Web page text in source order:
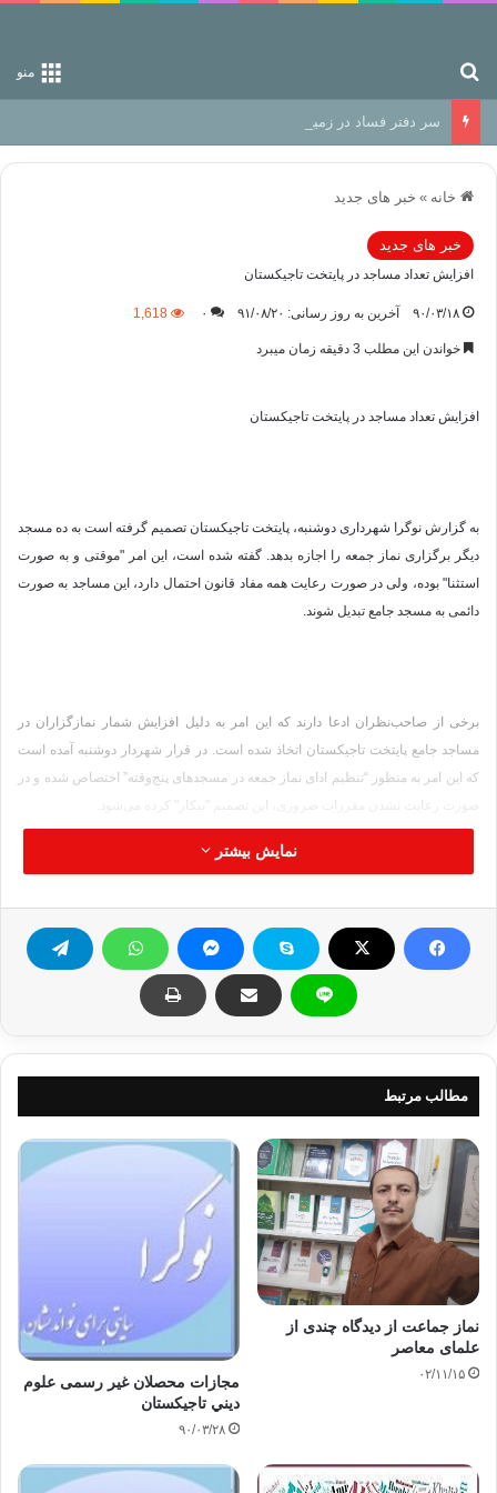
منو
سر دفتر فساد در زمین‌، دوری وکناره‌گیری از راه خداست‌!
خانه » خبر های جدید
خبر های جدید
افزایش تعداد مساجد در پایتخت تاجیکستان
۹۰/۰۳/۱۸ آخرین به روز رسانی: ۹۱/۰۸/۲۰ ۰ 1,618
خواندن این مطلب 3 دقیقه زمان میبرد
افزایش تعداد مساجد در پایتخت تاجیکستان
به گزارش نوگرا شهرداری دوشنبه، پایتخت تاجیکستان تصمیم گرفته است به ده مسجد
دیگر برگزاری نماز جمعه را اجازه بدهد. گفته شده است، این امر "موقتی و به صورت
استثنا" بوده، ولی در صورت رعایت همه مفاد قانون احتمال دارد، این مساجد به صورت
دائمی به مسجد جامع تبدیل شوند.
برخی از صاحب‌نظران ادعا دارند که این امر به دلیل افزایش شمار نمازگزاران در
مساجد جامع پایتخت تاجیکستان اتخاذ شده است. در قرار شهردار دوشنبه آمده است
که این امر به منظور “تنظیم ادای نماز جمعه در مسجدهای پنج‌وقته” اختصاص شده و در
صورت رعایت نشدن مقررات ضروری، این تصمیم "بیکار" کرده می‌شود.
داده است که برای تأمین امنیت و شرایط بهداشتی این محلات تدابیری انجام دهند.
همچنین ضرورت بنیاد ایستگاه موقتی برای وسایل نقلیه در اطراف این مساجد تأکید
۵۳ مسجد رسماً ثبت شده و فعالیت می‌کنند. از این شمار ۱۸ مسجد، مساجد جامع
محسوب می‌شدند. هم اکنون با اضافه ۱۰ مسجد دیگر شماره مساجد جامع در پایتخت به
۲۸ عدد رسیده است.
فریدون هادی‌زاده، کارشناس مسائل ادیان در تاجیکستان ضمن استقبال از این تصمیم
شهرداری گفت، "مقامات خواست ساکنان شهر را به انابت گرفته‌اند". زیرا، افزایش
مقدار مساجد جامع شرایط ادای نماز جمعه را برای بیشتری از ساکنان بهتر می‌کنند.
وی افزود: "در اصل ۱۸ مسجد جامع قبلی نیز ظرفیت گنجایش همه نمازگزاران را دارد.
نمایش بیشتر
مطالب مرتبط
نماز جماعت از دیدگاه چندی از
علمای معاصر
۰۲/۱۱/۱۵
مجازات محصلان غیر رسمی علوم
ديني تاجيكستان
۹۰/۰۳/۲۸